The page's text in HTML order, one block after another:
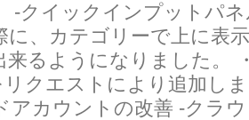
-クイックインプットパ
に、カテゴリーで上に表
来るようになりました。
リクエストにより追加し
アカウントの改善 -クラ